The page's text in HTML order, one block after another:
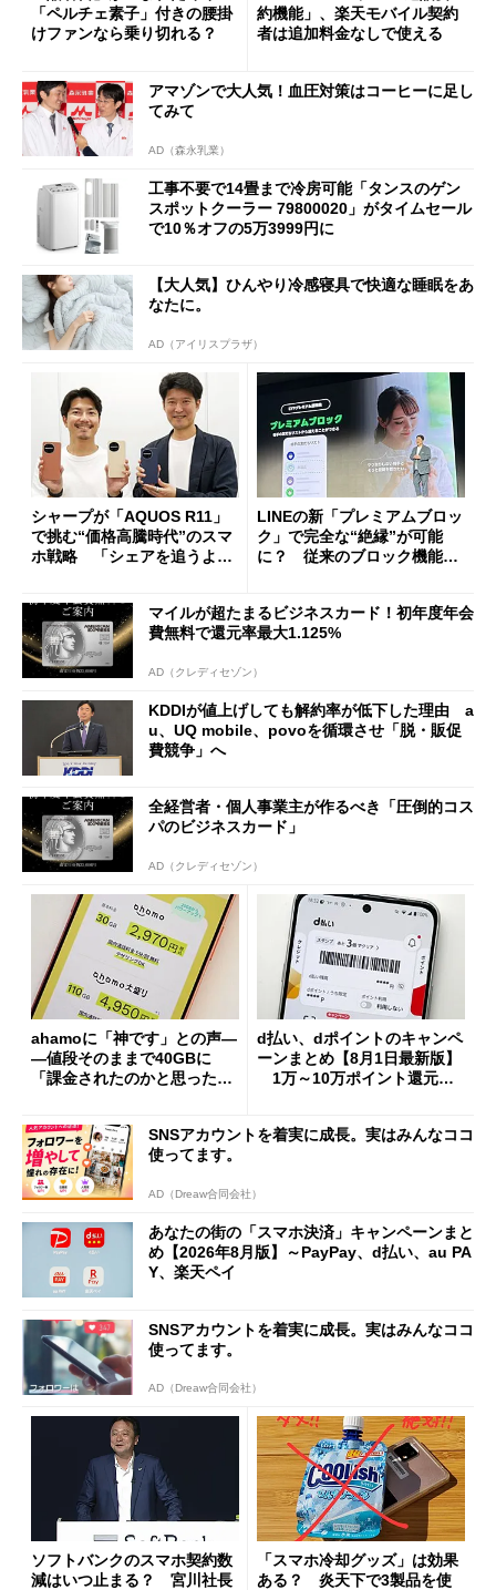
「ペルチェ素子」付きの腰掛
けファンなら乗り切れる？
約機能」、楽天モバイル契約
者は追加料金なしで使える
アマゾンで大人気！血圧対策はコーヒーに足し
てみて
AD（森永乳業）
工事不要で14畳まで冷房可能「タンスのゲン
スポットクーラー 79800020」がタイムセール
で10％オフの5万3999円に
【大人気】ひんやり冷感寝具で快適な睡眠をあ
なたに。
AD（アイリスプラザ）
シャープが「AQUOS R11」
で挑む“価格高騰時代”のスマ
ホ戦略 「シェアを追うより
LINEの新「プレミアムブロッ
ク」で完全な“絶縁”が可能
に？ 従来のブロック機能と
マイルが超たまるビジネスカード！初年度年会
費無料で還元率最大1.125%
AD（クレディセゾン）
KDDIが値上げしても解約率が低下した理由 a
u、UQ mobile、povoを循環させ「脱・販促
費競争」へ
全経営者・個人事業主が作るべき「圧倒的コス
パのビジネスカード」
AD（クレディセゾン）
ahamoに「神です」との声―
―値段そのままで40GBに
「課金されたのかと思った」
d払い、dポイントのキャンペ
ーンまとめ【8月1日最新版】
1万～10万ポイント還元の
SNSアカウントを着実に成長。実はみんなココ
使ってます。
AD（Dreaw合同会社）
あなたの街の「スマホ決済」キャンペーンまと
め【2026年8月版】～PayPay、d払い、au PA
Y、楽天ペイ
SNSアカウントを着実に成長。実はみんなココ
使ってます。
AD（Dreaw合同会社）
ソフトバンクのスマホ契約数
減はいつ止まる？ 宮川社長
「スマホ冷却グッズ」は効果
ある？ 炎天下で3製品を使